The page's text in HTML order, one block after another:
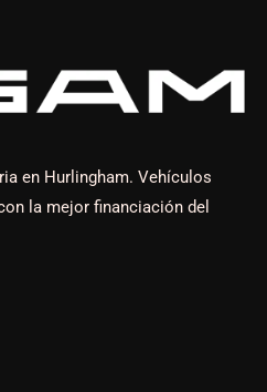
en Hurlingham. Vehículos
la mejor financiación del